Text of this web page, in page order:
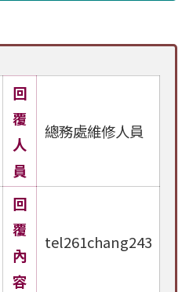
回
覆
人
員
總務處維修人員
回
覆
內
容
tel261chang243